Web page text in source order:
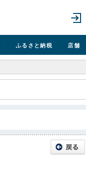
ふるさと納税 店舗